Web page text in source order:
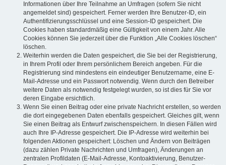
Informationen über Ihre Teilnahme an Umfragen (sofern Sie nicht
angemeldet sind) gespeichert. Ferner werden Ihre Benutzer-ID, ein
Authentifizierungsschlüssel und eine Session-ID gespeichert. Die
Cookies haben standardmäßig eine Gültigkeit von einem Jahr. Alle
Cookies können Sie jederzeit über die Funktion „Alle Cookies löschen“
löschen.
Weiterhin werden die Daten gespeichert, die Sie bei der Registrierung,
in Ihrem Profil oder Ihrem persönlichem Bereich angeben. Für die
Registrierung sind mindestens ein eindeutiger Benutzername, eine E-
Mail-Adresse und ein Passwort notwendig. Wenn durch den Betreiber
weitere Daten als notwendig festgelegt wurden, so ist dies für Sie vor
deren Eingabe ersichtlich.
Wenn Sie einen Beitrag oder eine private Nachricht erstellen, so werden
die dort eingegebenen Daten ebenfalls gespeichert. Gleiches gilt, wenn
Sie einen Beitrag als Entwurf zwischenspeichern. In diesen Fällen wird
auch Ihre IP-Adresse gespeichert. Die IP-Adresse wird weiterhin bei
folgenden Aktionen gespeichert: Löschen und Ändern von Beiträgen
(dazu zählen Private Nachrichten und Umfragen), Änderungen an
zentralen Profildaten (E-Mail-Adresse, Kontoaktivierung, Benutzer-